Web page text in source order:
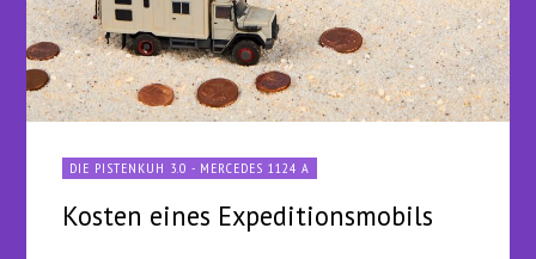
DIE PISTENKUH 3.0 - MERCEDES 1124 A
Kosten eines Expeditionsmobils